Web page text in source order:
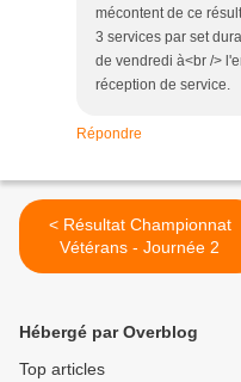
mécontent de ce
3 services par set
de vendredi à<br />
réception de service.
Répondre
< Résultat Championnat
Vétérans - Journée 2
Hébergé par Overblog
Top articles